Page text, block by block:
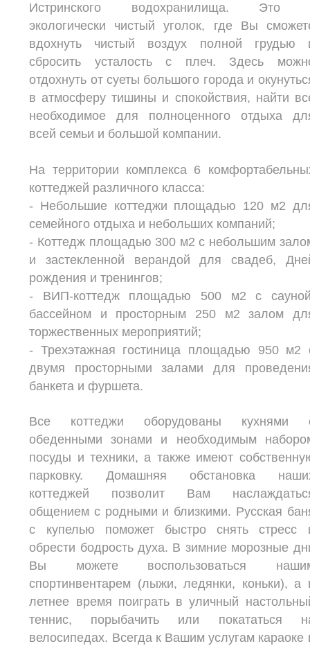
Истринского водохранилища. Это
экологически чистый уголок, где Вы
вдохнуть чистый воздух полной грудью
сбросить усталость с плеч. Здесь
отдохнуть от суеты большого города и
в атмосферу тишины и спокойствия, найти
необходимое для полноценного отдыха
всей семьи и большой компании.
На территории комплекса 6
коттеджей различного класса:
- Небольшие коттеджи площадью 120 м2
семейного отдыха и небольших компаний;
- Коттедж площадью 300 м2 с небольшим
и застекленной верандой для свадеб,
рождения и тренингов;
- ВИП-коттедж площадью 500 м2 с
бассейном и просторным 250 м2 залом
торжественных мероприятий;
- Трехэтажная гостиница площадью 950 м2
двумя просторными залами для
банкета и фуршета.
Все коттеджи оборудованы кухнями
обеденными зонами и необходимым
посуды и техники, а также имеют
парковку. Домашняя обстановка
коттеджей позволит Вам
общением с родными и близкими. Русская
с купелью поможет быстро снять стресс
обрести бодрость духа. В зимние морозные
Вы можете воспользоваться
спортинвентарем (лыжи, ледянки, коньки), а
летнее время поиграть в уличный
теннис, порыбачить или покататься
велосипедах. Всегда к Вашим услугам караоке